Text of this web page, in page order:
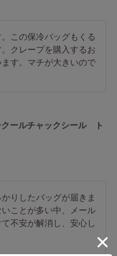
この保冷バッグもくる
クレープを購入するお
す。マチが大きいので
クールチャックシール ト
りしたバッグが届きま
ことが多い中、メール
不安が解消し、安心し